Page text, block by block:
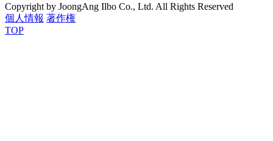
Copyright by JoongAng Ilbo Co., Ltd. All Rights Reserved
個人情報 著作権
TOP